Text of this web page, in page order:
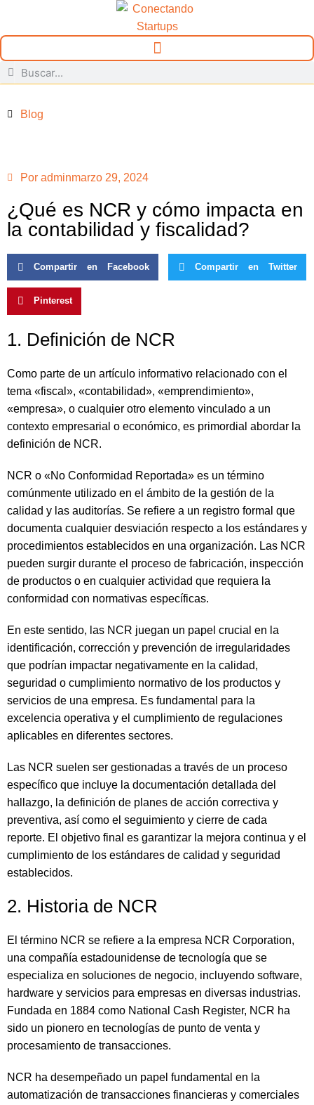
Blog
Por adminmarzo 29, 2024
¿Qué es NCR y cómo impacta en
la contabilidad y fiscalidad?
Compartir en Facebook Compartir en Twitter
Pinterest
1. Definición de NCR
Como parte de un artículo informativo relacionado con el
tema «fiscal», «contabilidad», «emprendimiento»,
«empresa», o cualquier otro elemento vinculado a un
contexto empresarial o económico, es primordial abordar la
definición de NCR.
NCR o «No Conformidad Reportada» es un término
comúnmente utilizado en el ámbito de la gestión de la
calidad y las auditorías. Se refiere a un registro formal que
documenta cualquier desviación respecto a los estándares y
procedimientos establecidos en una organización. Las NCR
pueden surgir durante el proceso de fabricación, inspección
de productos o en cualquier actividad que requiera la
conformidad con normativas específicas.
En este sentido, las NCR juegan un papel crucial en la
identificación, corrección y prevención de irregularidades
que podrían impactar negativamente en la calidad,
seguridad o cumplimiento normativo de los productos y
servicios de una empresa. Es fundamental para la
excelencia operativa y el cumplimiento de regulaciones
aplicables en diferentes sectores.
Las NCR suelen ser gestionadas a través de un proceso
específico que incluye la documentación detallada del
hallazgo, la definición de planes de acción correctiva y
preventiva, así como el seguimiento y cierre de cada
reporte. El objetivo final es garantizar la mejora continua y el
cumplimiento de los estándares de calidad y seguridad
establecidos.
2. Historia de NCR
El término NCR se refiere a la empresa NCR Corporation,
una compañía estadounidense de tecnología que se
especializa en soluciones de negocio, incluyendo software,
hardware y servicios para empresas en diversas industrias.
Fundada en 1884 como National Cash Register, NCR ha
sido un pionero en tecnologías de punto de venta y
procesamiento de transacciones.
NCR ha desempeñado un papel fundamental en la
automatización de transacciones financieras y comerciales